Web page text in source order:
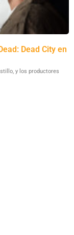
Dead City en
y los productores